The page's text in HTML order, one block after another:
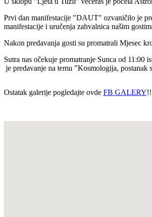
Prvi dan manifestacije "DAUT" ozvaničilo je
manifestacije i uručenja zahvalnica našim
Nakon predavanja gosti su promatrali Mjesec
Sutra nas očekuje promatranje Sunca od
je predavanje na temu "Kosmologija,
Ostatak galerije pogledajte ovde FB GALERY